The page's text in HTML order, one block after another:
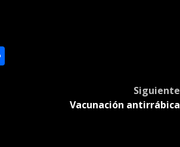
Compartir
Siguiente
Vacunación antirrábica